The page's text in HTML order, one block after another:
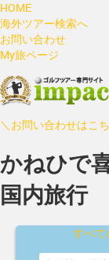
HOME
海外ツアー検索へ
お問い合わせ
My旅ページ
＼お問い合わせはこ
かねひで
国内旅行
すべて